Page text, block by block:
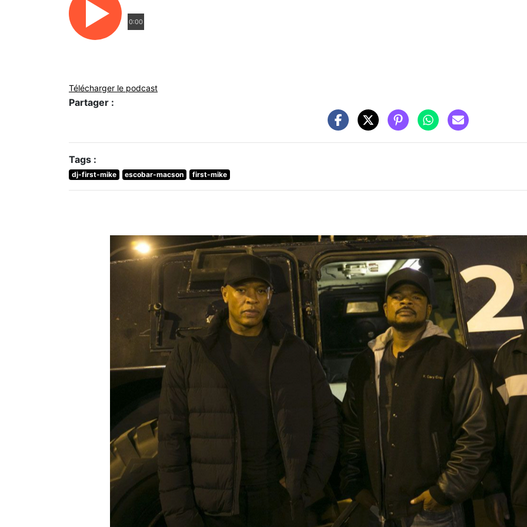
0:00
Télécharger le podcast
Partager :
Tags :
dj-first-mike escobar-macson first-mike